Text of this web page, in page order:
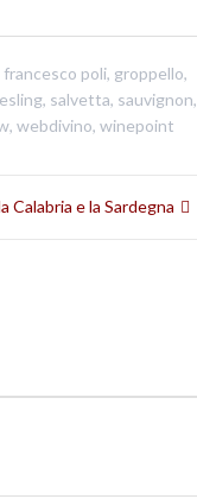
francesco poli, groppello,
, salvetta, sauvignon,
, webdivino, winepoint
Calabria e la Sardegna